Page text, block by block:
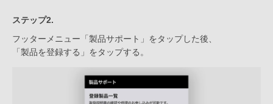
ステップ2.
フッターメニュー「製品サポート」をタップした後、
「製品を登録する」をタップする。